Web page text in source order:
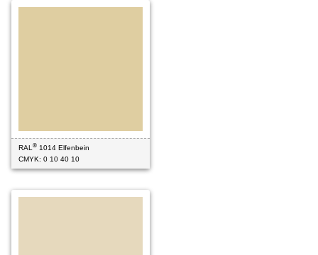
RAL® 1014 Elfenbein
CMYK: 0 10 40 10